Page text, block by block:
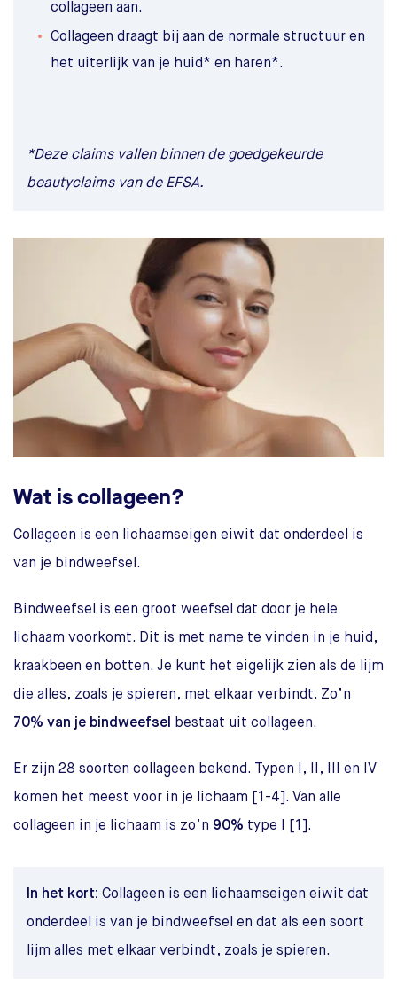
collageen aan.
Collageen draagt bij aan de normale structuur en
het uiterlijk van je huid* en haren*.
*Deze claims vallen binnen de goedgekeurde
beautyclaims van de EFSA.
Wat is collageen?
Collageen is een lichaamseigen eiwit dat onderdeel is
van je bindweefsel.
Bindweefsel is een groot weefsel dat door je hele
lichaam voorkomt. Dit is met name te vinden in je huid,
kraakbeen en botten. Je kunt het eigelijk zien als de lijm
die alles, zoals je spieren, met elkaar verbindt. Zo’n
70% van je bindweefsel bestaat uit collageen.
Er zijn 28 soorten collageen bekend. Typen I, II, III en IV
komen het meest voor in je lichaam [1-4]. Van alle
collageen in je lichaam is zo’n 90% type I [1].
In het kort: Collageen is een lichaamseigen eiwit dat
onderdeel is van je bindweefsel en dat als een soort
lijm alles met elkaar verbindt, zoals je spieren.